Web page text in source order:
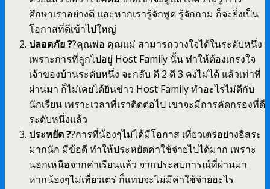
ศึกษาเราอย่างดี และหากเรารู้จักพูด รู้จักถาม ก็จะยิ่งเป็น
โอกาสที่ดีเข้าไปใหญ่
ปลอดภัย ??คุณพ่อ คุณแม่ สามารถวางใจได้ในระดับหนึ่ง
เพราะการที่ลูกไปอยู่ Host Family นั้น ทำให้ต้องเกรงใจ
เจ้าของบ้านระดับหนึ่ง จะกลับ ตี 2 ตี 3 คงไม่ได้ แล้วเท่าที่
ผ่านมา ก็ไม่เคยได้ยินข่าว Host Family ทำอะไรไม่ดีกับ
นักเรียน เพราะเวลาที่เราติดต่อไป เขาจะมีการคัดกรองที่ดี
ระดับหนึ่งแล้ว
ประหยัด ??การที่น้องๆไม่ได้มีโอกาส เที่ยวเตร่อย่างอิสระ
มากนัก มีข้อดี ทำให้ประหยัดค่าใช้จ่ายไปได้มาก เพราะ
นอกเหนือจากค่าเรียนแล้ว จากประสบการณ์ที่ผ่านมา
หากน้องๆไม่เที่ยวเตร่ ก็แทบจะไม่มีค่าใช้จ่ายอะไร